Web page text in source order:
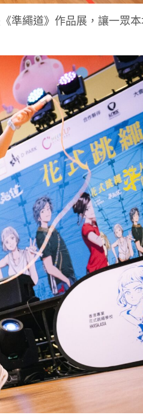
準繩道》作品展，讓一眾